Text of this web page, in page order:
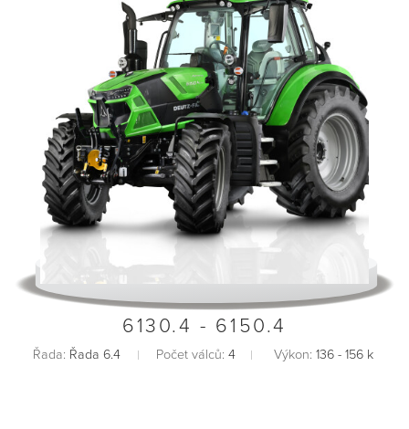
6130.4 - 6150.4
Řada: Řada 6.4 Počet válců: 4 Výkon: 136 - 156 k